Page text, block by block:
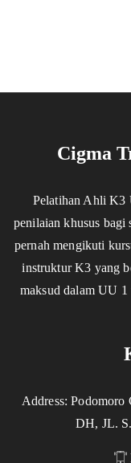
Cigma
Pelatihan Ahli K3
penilaian khusus bagi
pernah mengikuti
instruktur K3 yang
maksud dalam UU 1
Address:
DH, JL.